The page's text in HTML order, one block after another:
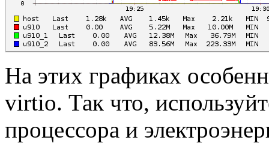
На этих графиках
virtio. Так что,
процессора и